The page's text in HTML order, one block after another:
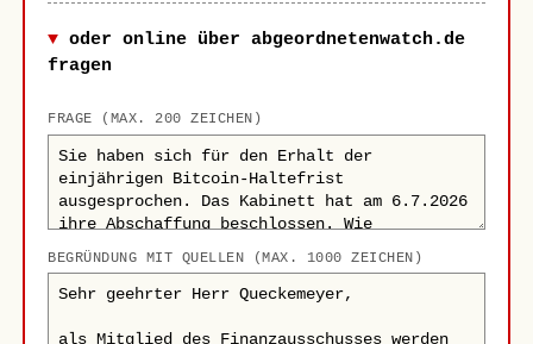
oder online über abgeordnetenwatch.de
fragen
FRAGE (MAX. 200 ZEICHEN)
BEGRÜNDUNG MIT QUELLEN (MAX. 1000 ZEICHEN)